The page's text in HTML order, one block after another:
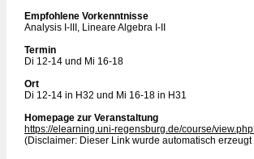
Empfohlene Vorkenntnisse
Analysis I-III, Lineare Algebra I-II
Termin
Di 12-14 und Mi 16-18
Ort
Di 12-14 in H32 und Mi 16-18 in H31
Homepage zur Veranstaltung
https://elearning.uni-regensburg.de/course/
(Disclaimer: Dieser Link wurde automatisch